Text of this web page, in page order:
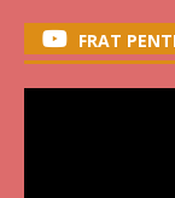
FRAT